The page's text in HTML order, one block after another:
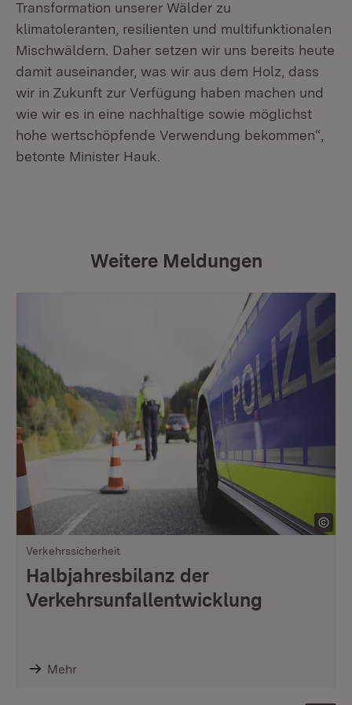
Transformation unserer Wälder zu
klimatoleranten, resilienten und multifunktionalen
Mischwäldern. Daher setzen wir uns bereits heute
damit auseinander, was wir aus dem Holz, dass
wir in Zukunft zur Verfügung haben machen und
wie wir es in eine nachhaltige sowie möglichst
hohe wertschöpfende Verwendung bekommen“,
betonte Minister Hauk.
Weitere Meldungen
Verkehrssicherheit
Halbjahresbilanz der
Verkehrsunfallentwicklung
Mehr